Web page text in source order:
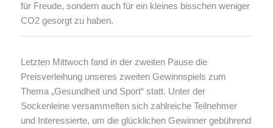
für Freude, sondern auch für ein kleines bisschen weniger
CO2 gesorgt zu haben.
Letzten Mittwoch fand in der zweiten Pause die
Preisverleihung unseres zweiten Gewinnspiels zum
Thema „Gesundheit und Sport“ statt. Unter der
Sockenleine versammelten sich zahlreiche Teilnehmer
und Interessierte, um die glücklichen Gewinner gebührend